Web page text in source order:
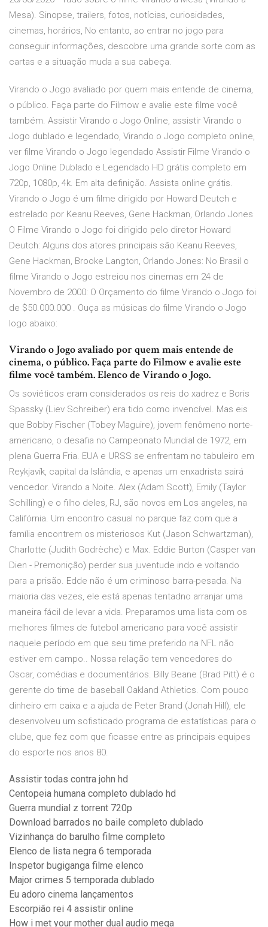
Mesa). Sinopse, trailers, fotos, notícias, curiosidades,
cinemas, horários, No entanto, ao entrar no jogo para
conseguir informações, descobre uma grande sorte com as
cartas e a situação muda a sua cabeça.
Virando o Jogo avaliado por quem mais entende de cinema,
o público. Faça parte do Filmow e avalie este filme você
também. Assistir Virando o Jogo Online, assistir Virando o
Jogo dublado e legendado, Virando o Jogo completo online,
ver filme Virando o Jogo legendado Assistir Filme Virando o
Jogo Online Dublado e Legendado HD grátis completo em
720p, 1080p, 4k. Em alta definição. Assista online grátis.
Virando o Jogo é um filme dirigido por Howard Deutch e
estrelado por Keanu Reeves, Gene Hackman, Orlando Jones
O Filme Virando o Jogo foi dirigido pelo diretor Howard
Deutch: Alguns dos atores principais são Keanu Reeves,
Gene Hackman, Brooke Langton, Orlando Jones: No Brasil o
filme Virando o Jogo estreiou nos cinemas em 24 de
Novembro de 2000: O Orçamento do filme Virando o Jogo foi
de $50.000.000 . Ouça as músicas do filme Virando o Jogo
logo abaixo:
Virando o Jogo avaliado por quem mais entende de
cinema, o público. Faça parte do Filmow e avalie este
filme você também. Elenco de Virando o Jogo.
Os soviéticos eram considerados os reis do xadrez e Boris
Spassky (Liev Schreiber) era tido como invencível. Mas eis
que Bobby Fischer (Tobey Maguire), jovem fenômeno norte-
americano, o desafia no Campeonato Mundial de 1972, em
plena Guerra Fria. EUA e URSS se enfrentam no tabuleiro em
Reykjavík, capital da Islândia, e apenas um enxadrista sairá
vencedor. Virando a Noite. Alex (Adam Scott), Emily (Taylor
Schilling) e o filho deles, RJ, são novos em Los angeles, na
Califórnia. Um encontro casual no parque faz com que a
família encontrem os misteriosos Kut (Jason Schwartzman),
Charlotte (Judith Godrèche) e Max. Eddie Burton (Casper van
Dien - Premonição) perder sua juventude indo e voltando
para a prisão. Edde não é um criminoso barra-pesada. Na
maioria das vezes, ele está apenas tentadno arranjar uma
maneira fácil de levar a vida. Preparamos uma lista com os
melhores filmes de futebol americano para você assistir
naquele período em que seu time preferido na NFL não
estiver em campo.. Nossa relação tem vencedores do
Oscar, comédias e documentários. Billy Beane (Brad Pitt) é o
gerente do time de baseball Oakland Athletics. Com pouco
dinheiro em caixa e a ajuda de Peter Brand (Jonah Hill), ele
desenvolveu um sofisticado programa de estatísticas para o
clube, que fez com que ficasse entre as principais equipes
do esporte nos anos 80.
Assistir todas contra john hd
Centopeia humana completo dublado hd
Guerra mundial z torrent 720p
Download barrados no baile completo dublado
Vizinhança do barulho filme completo
Elenco de lista negra 6 temporada
Inspetor bugiganga filme elenco
Major crimes 5 temporada dublado
Eu adoro cinema lançamentos
Escorpião rei 4 assistir online
How i met your mother dual audio mega